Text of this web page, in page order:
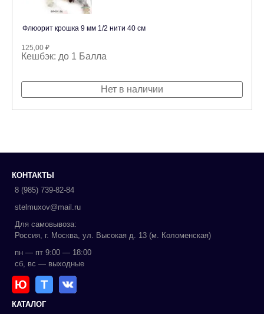
Флюорит крошка 9 мм 1/2 нити 40 см
125,00 ₽
Кешбэк: до 1 Балла
Нет в наличии
КОНТАКТЫ
8 (985) 739-82-84
stelmuxov@mail.ru
Для самовывоза:
Россия, г. Москва, ул. Высокая д. 13 (м. Коломенская)
пн — пт 9:00 — 18:00
сб, вс — выходные
Ю Т
КАТАЛОГ